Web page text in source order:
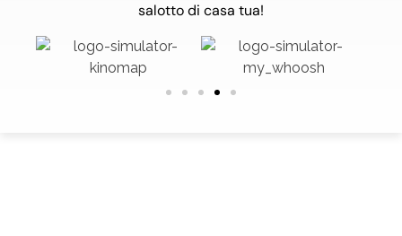
salotto di casa tua!